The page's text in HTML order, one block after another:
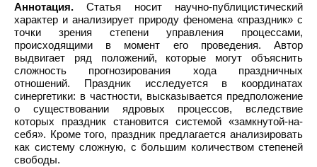
Аннотация. Статья носит научно-публицистический
характер и анализирует природу феномена «праздник» с
точки зрения степени управления процессами,
происходящими в момент его проведения. Автор
выдвигает ряд положений, которые могут объяснить
сложность прогнозирования хода праздничных
отношений. Праздник исследуется в координатах
синергетики: в частности, высказывается предположение
о существовании ядровых процессов, вследствие
которых праздник становится системой «замкнутой-на-
себя». Кроме того, праздник предлагается анализировать
как систему сложную, с большим количеством степеней
свободы.